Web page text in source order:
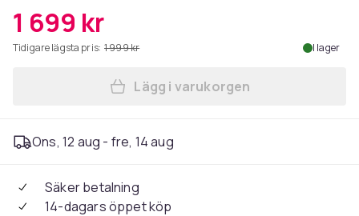
1 699 kr
Tidigare lägsta pris: 1 999 kr I lager
Lägg i varukorgen
Ons, 12 aug - fre, 14 aug
Säker betalning
14-dagars öppet köp